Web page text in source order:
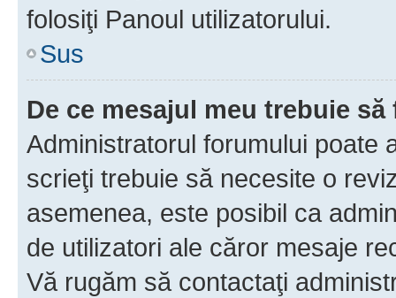
folosiţi Panoul utilizatorului.
Sus
De ce mesajul meu trebuie
Administratorul forumului poate
scrieţi trebuie să necesite o
asemenea, este posibil ca
de utilizatori ale căror mesaje
Vă rugăm să contactaţi